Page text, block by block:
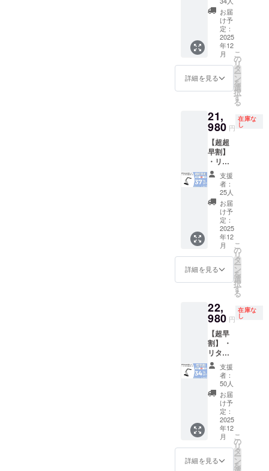
頂いた
上でご
支援頂
けます
様お願
い致し
01月頃
からオ
ン
ショッ
プなど
にて一
般販売
開始予
定で
す。
より量
産効率
が向上
した場
合、正
規販売
販売予
定価格
能性も
ござい
ます。
類似商
品が発
生する
可能性
があり
ます。
ご了承
頂いた
上でご
支援頂
けます
様お願
ます。
2026年
ンライ
ン
ショッ
プなど
にて一
般販売
開始予
定で
す。
をご確
認くだ
さい。
※ご注文
状況、
使用部
材の供
給状
合等に
より出
が遅れ
る場合
があり
ます。
※皆様の
支援に
より量
産効率
が向上
した場
合、正
規販売
販売予
定価格
能性も
ござい
ます。
類似商
品が発
生する
可能性
があり
ます。
ご了承
頂いた
上でご
支援頂
けます
様お願
ます。
及び添
加物等
の食品
表示は
お届け
商品の
ラベル
に表記
前には
必ずお
届けの
リター
ンに貼
付され
たラベ
ルや注
意書き
をご確
認くだ
さい。
※ご注文
状況、
使用部
材の供
給状
合等に
より出
が遅れ
る場合
があり
ます。
※皆様の
支援に
より量
産効率
が向上
した場
合、正
規販売
販売予
ポータ
ブル
ポーチ
×１セッ
ト ・一
般販売
予定価
格：
2,810円
※リター
べて
税・送
料込み
の金額
になり
ます。
※原材料
及び添
加物等
の食品
表示は
お届け
商品の
ラベル
に表記
されま
す。 商
届けの
リター
ンに貼
付され
たラベ
ルや注
意書き
をご確
認くだ
さい。
※ご注文
状況、
使用部
材の供
給状
況、製
造工程
お届
け予
定：
2025
年12
月
詳細を見る
こ
の
リ
タ
ー
ン
を
選
択
す
る
21,
980 円
在庫な
し
【超超
早割】
・リ
ターン
内容：
折りた
たみス
キャ
ナー ×
１セッ
ト ・一
般販売
予定価
格：
34,980
円 ※リ
はすべ
て税・
送料込
みの金
額にな
りま
す。 ※
原材料
及び添
加物等
の食品
表示は
お届け
商品の
ラベル
に表記
されま
支援
者：
25人
お届
け予
定：
2025
年12
月
詳細を見る
こ
の
リ
タ
ー
ン
を
選
択
す
る
22,
980 円
在庫な
し
【超早
割】 ・
リター
ン内
容：折
りたた
みス
キャ
ナー ×
１セッ
ト ・一
般販売
予定価
格：
34,980
支援
者：
50人
お届
け予
定：
2025
年12
月
詳細を見る
こ
の
リ
タ
ー
ン
を